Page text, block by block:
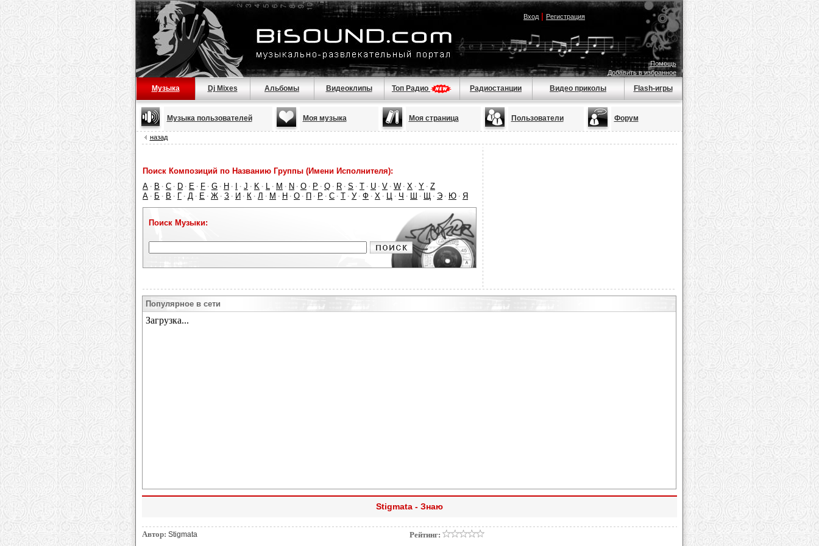
Вход| Регистрация
Помощь
Добавить в избранное
Музыка Dj Mixes Альбомы Видеоклипы Топ Радио Радиостанции Видео приколы Flash-игры
Музыка пользователей Моя музыка Моя страница Пользователи Форум
назад
Поиск Композиций по Названию Группы (Имени Исполнителя):
A · B · C · D · E · F · G · H · · J · K · L · M · N · O · P · Q · R · S · T · U · V · W · X · Y · Z
А · Б · В · Г · Д · Е · Ж · З · И · К · Л · М · Н · О · П · Р · С · Т · У · Ф · Х · Ц · Ч · Ш · Щ · Э · Ю · Я
Поиск Музыки:
Популярное в сети
Stigmata - Знаю
Автор: Stigmata
Рейтинг: